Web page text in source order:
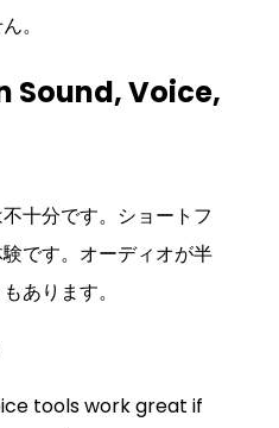
。
Sound, Voice,
十分です。ショートフ
です。オーディオが半
あります。
tools work great if